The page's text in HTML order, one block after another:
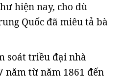
hiện nay, cho dù
Quốc đã miêu tả bà
soát triều đại nhà
năm từ năm 1861 đến